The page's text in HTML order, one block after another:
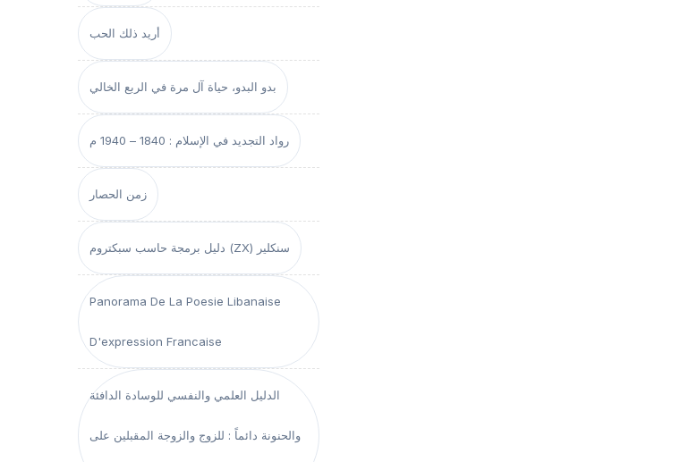
أريد ذلك الحب
بدو البدو، حياة آل مرة في الربع الخالي
رواد التجديد في الإسلام : 1840 – 1940 م
زمن الحصار
دليل برمجة حاسب سبكتروم (ZX) سنكلير
Panorama De La Poesie Libanaise
D'expression Francaise
الدليل العلمي والنفسي للوسادة الدافئة
والحنونة دائماً : للزوج والزوجة المقبلين على